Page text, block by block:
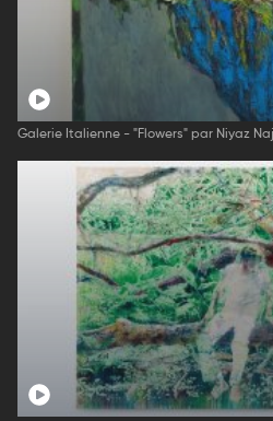
Galerie Italienne - "Flowers" par Niyaz